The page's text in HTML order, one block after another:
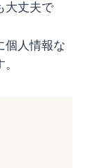
大丈夫で
個人情報な